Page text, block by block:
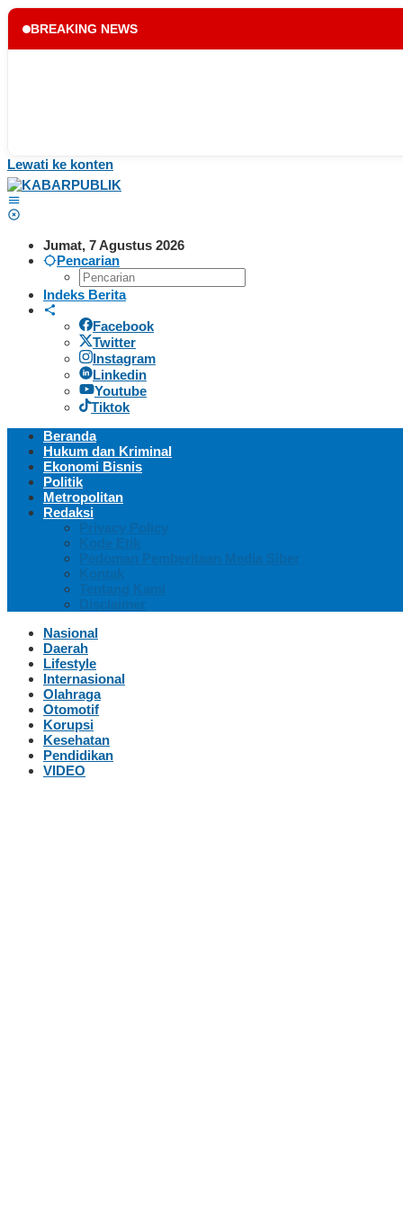
BREAKING NEWS
Lewati ke konten
Jumat, 7 Agustus 2026
Pencarian
Indeks Berita
Facebook
Twitter
Instagram
Linkedin
Youtube
Tiktok
Beranda
Hukum dan Kriminal
Ekonomi Bisnis
Politik
Metropolitan
Redaksi
Privacy Policy
Kode Etik
Pedoman Pemberitaan Media Siber
Kontak
Tentang Kami
Disclaimer
Nasional
Daerah
Lifestyle
Internasional
Olahraga
Otomotif
Korupsi
Kesehatan
Pendidikan
VIDEO